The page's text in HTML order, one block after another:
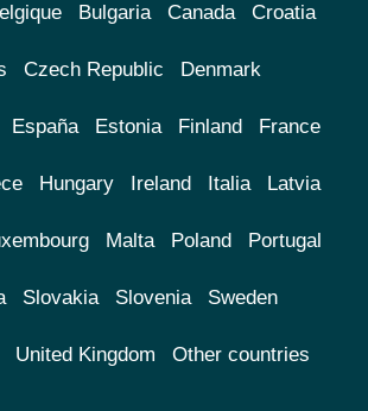
Bulgaria Canada Croatia
Czech Republic Denmark
España Estonia Finland France
Hungary Ireland Italia Latvia
Malta Poland Portugal
Slovakia Slovenia Sweden
United Kingdom Other countries